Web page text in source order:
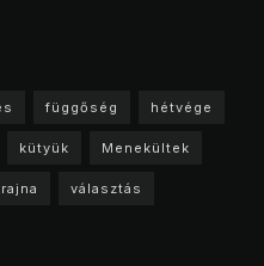
függőség hétvége
kütyük Menekültek
választás